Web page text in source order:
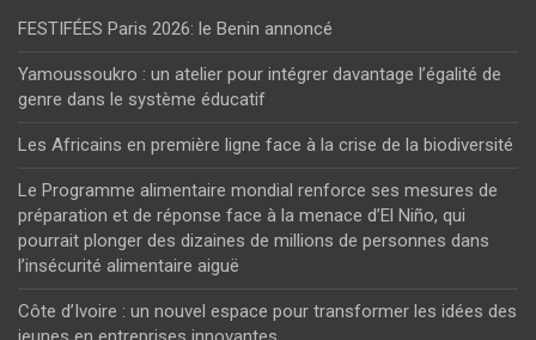
FESTIFÉES Paris 2026: le Benin annoncé
Yamoussoukro : un atelier pour intégrer davantage l’égalité de
genre dans le système éducatif
Les Africains en première ligne face à la crise de la biodiversité
Le Programme alimentaire mondial renforce ses mesures de
préparation et de réponse face à la menace d’El Niño, qui
pourrait plonger des dizaines de millions de personnes dans
l’insécurité alimentaire aiguë
Côte d’Ivoire : un nouvel espace pour transformer les idées des